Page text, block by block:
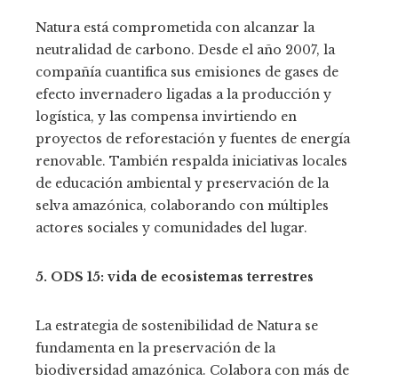
Natura está comprometida con alcanzar la
neutralidad de carbono. Desde el año 2007, la
compañía cuantifica sus emisiones de gases de
efecto invernadero ligadas a la producción y
logística, y las compensa invirtiendo en
proyectos de reforestación y fuentes de energía
renovable. También respalda iniciativas locales
de educación ambiental y preservación de la
selva amazónica, colaborando con múltiples
actores sociales y comunidades del lugar.
5. ODS 15: vida de ecosistemas terrestres
La estrategia de sostenibilidad de Natura se
fundamenta en la preservación de la
biodiversidad amazónica. Colabora con más de